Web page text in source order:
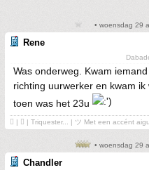
• woensdag 29
Rene
Was onderweg. Kwam
richting uurwerker en kwam
toen was het 23u
 | ❤ | Triquester... | ツ Met een accént aigu
• woensdag 29
Chandler